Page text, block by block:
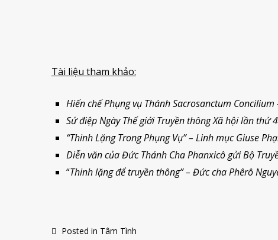
Tài liệu tham khảo:
Hiến chế Phụng vụ Thánh Sacrosanctum
Sứ điệp Ngày Thế giới Truyền thông Xã hội lần thứ
“Thinh Lặng Trong Phụng Vụ” – Linh mục Giuse
Diễn văn của Đức Thánh Cha Phanxicô gửi Bộ
“Thinh lặng để truyền thông” – Đức cha Phêrô
Posted in Tâm Tình